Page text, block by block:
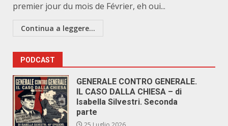
premier jour du mois de Février, eh oui...
Continua a leggere...
PODCAST
GENERALE CONTRO GENERALE.
IL CASO DALLA CHIESA – di
Isabella Silvestri. Seconda
parte